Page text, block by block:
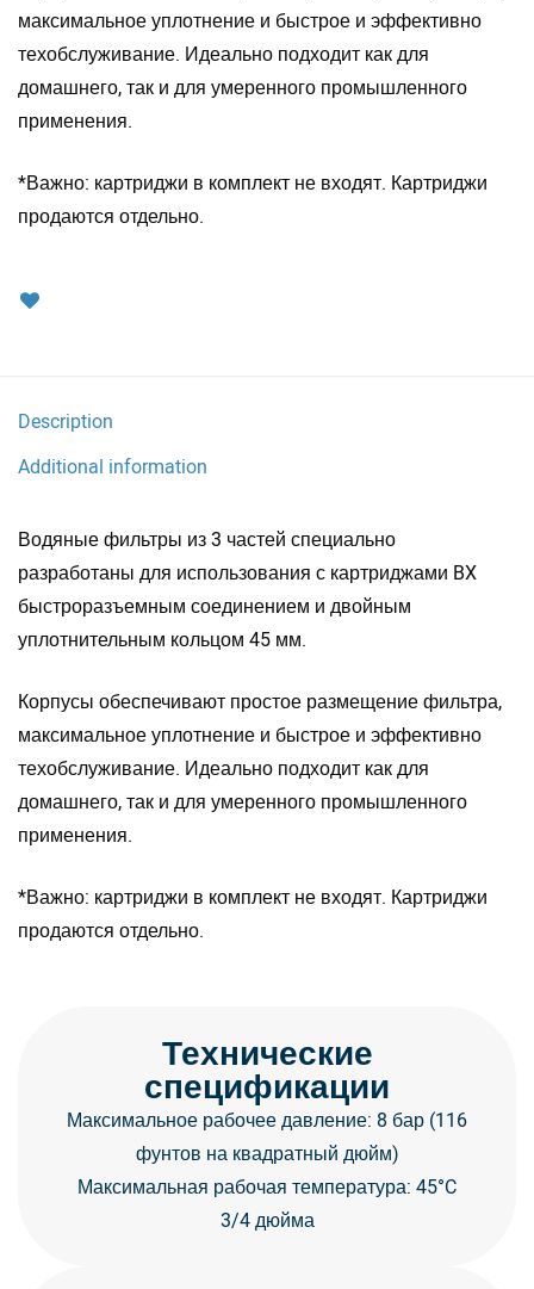
максимальное уплотнение и быстрое и эффективно
техобслуживание. Идеально подходит как для
домашнего, так и для умеренного промышленного
применения.
*Важно: картриджи в комплект не входят. Картриджи
продаются отдельно.
Description
Additional information
Водяные фильтры из 3 частей специально
разработаны для использования с картриджами BX
быстроразъемным соединением и двойным
уплотнительным кольцом 45 мм.
Корпусы обеспечивают простое размещение фильтра,
максимальное уплотнение и быстрое и эффективно
техобслуживание. Идеально подходит как для
домашнего, так и для умеренного промышленного
применения.
*Важно: картриджи в комплект не входят. Картриджи
продаются отдельно.
Технические
спецификации
Максимальное рабочее давление: 8 бар (116
фунтов на квадратный дюйм)
Максимальная рабочая температура: 45°C
3/4 дюйма